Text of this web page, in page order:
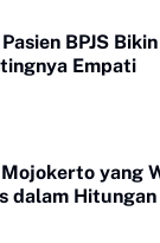
BPJS
Empati
yang
dalam Hitungan